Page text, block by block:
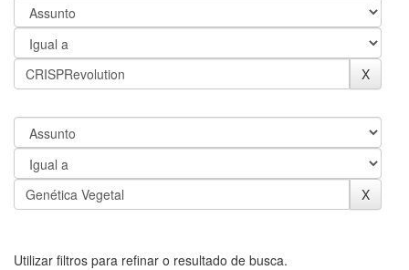
Utilizar filtros para refinar o resultado de busca.